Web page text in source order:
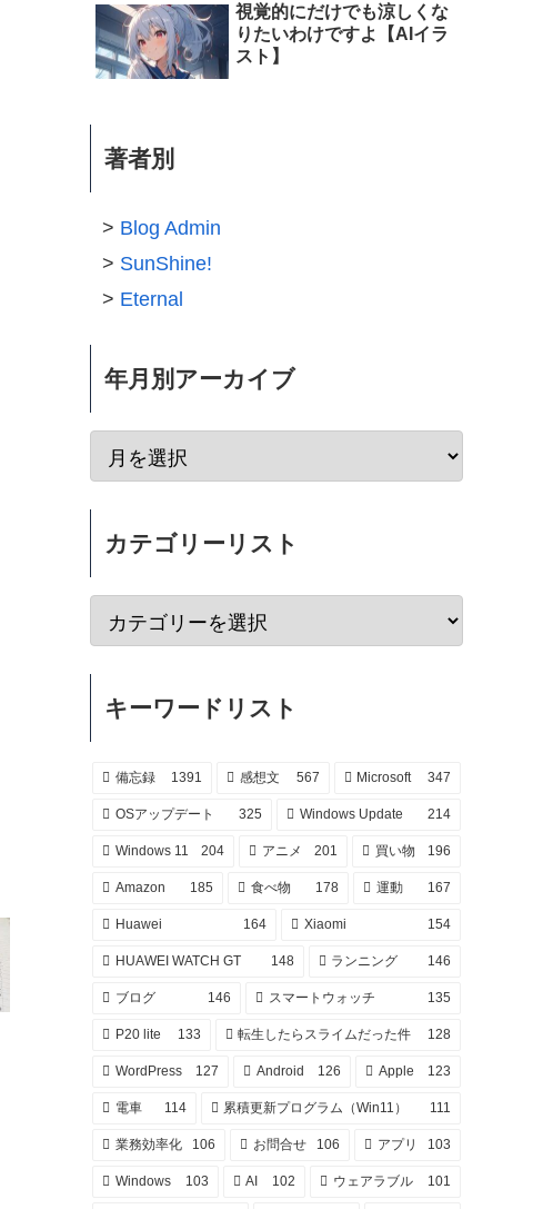
視覚的にだけでも涼しくな
りたいわけですよ【AIイラ
スト】
著者別
Blog Admin
SunShine!
Eternal
年月別アーカイブ
カテゴリーリスト
キーワードリスト
備忘録 1391 感想文 567 Microsoft 347
OSアップデート 325 Windows Update 214
Windows 11 204 アニメ 201 買い物 196
Amazon 185 食べ物 178 運動 167
Huawei 164 Xiaomi 154
HUAWEI WATCH GT 148 ランニング 146
ブログ 146 スマートウォッチ 135
P20 lite 133 転生したらスライムだった件 128
WordPress 127 Android 126 Apple 123
電車 114 累積更新プログラム（Win11） 111
業務効率化 106 お問合せ 106 アプリ 103
Windows 103 AI 102 ウェアラブル 101